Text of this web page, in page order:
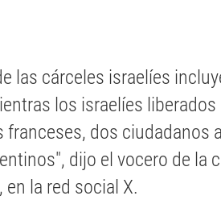
las cárceles israelíes
los israelíes liberados
franceses, dos ciudadanos
dijo el vocero de la
en la red social X.